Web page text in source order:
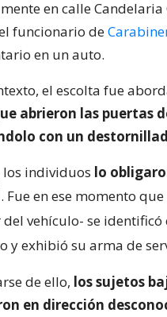
en calle Candelaria
funcionario de
en un auto.
el escolta fue
abrieron las puertas
con un
los individuos lo
. Fue en ese momento que
vehículo- se identificó
y exhibió su arma de
de ello, los sujetos
en dirección